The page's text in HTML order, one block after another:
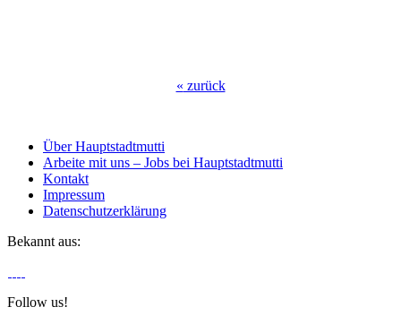
« zurück
Über Hauptstadtmutti
Arbeite mit uns – Jobs bei Hauptstadtmutti
Kontakt
Impressum
Datenschutzerklärung
Bekannt aus:
Follow us!